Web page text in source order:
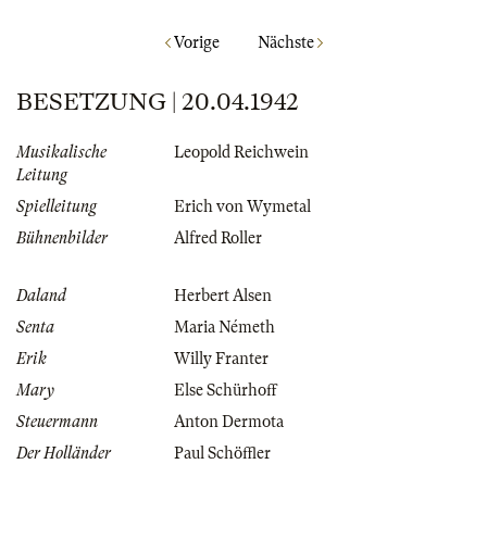
Vorige Nächste
BESETZUNG | 20.04.1942
Musikalische
Leitung
Leopold Reichwein
Spielleitung
Erich von Wymetal
Bühnenbilder
Alfred Roller
Daland
Herbert Alsen
Senta
Maria Németh
Erik
Willy Franter
Mary
Else Schürhoff
Steuermann
Anton Dermota
Der Holländer
Paul Schöffler